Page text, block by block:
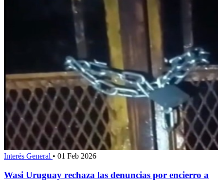
Interés General • 01 Feb 2026
Wasi Uruguay rechaza las denuncias por encierro a